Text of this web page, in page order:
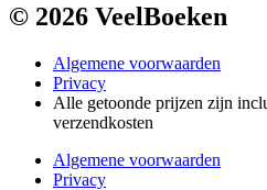
© 2026 VeelBoeken
Algemene voorwaarden
Privacy
Alle getoonde prijzen zijn
verzendkosten
Algemene voorwaarden
Privacy